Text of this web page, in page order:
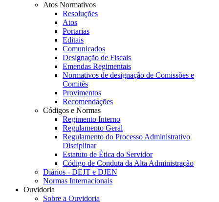
Atos Normativos
Resoluções
Atos
Portarias
Editais
Comunicados
Designação de Fiscais
Emendas Regimentais
Normativos de designação de Comissões e
Comitês
Provimentos
Recomendações
Códigos e Normas
Regimento Interno
Regulamento Geral
Regulamento do Processo Administrativo
Disciplinar
Estatuto de Ética do Servidor
Código de Conduta da Alta Administração
Diários - DEJT e DJEN
Normas Internacionais
Ouvidoria
Sobre a Ouvidoria